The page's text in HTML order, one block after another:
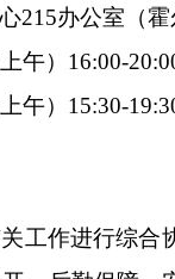
215办公室（
上午） 16:00-
上午） 15:30-
工作进行综